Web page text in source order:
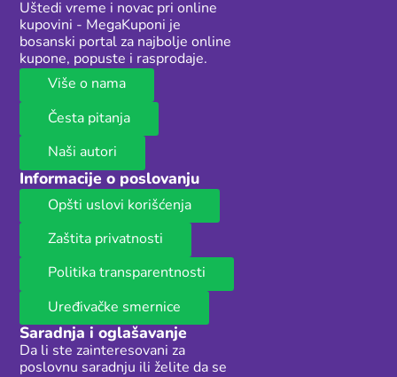
Uštedi vreme i novac pri online
kupovini - MegaKuponi je
bosanski portal za najbolje online
kupone, popuste i rasprodaje.
Više o nama
Česta pitanja
Naši autori
Informacije o poslovanju
Opšti uslovi korišćenja
Zaštita privatnosti
Politika transparentnosti
Uređivačke smernice
Saradnja i oglašavanje
Da li ste zainteresovani za
poslovnu saradnju ili želite da se